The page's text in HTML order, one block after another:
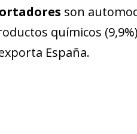
son
químicos
España.